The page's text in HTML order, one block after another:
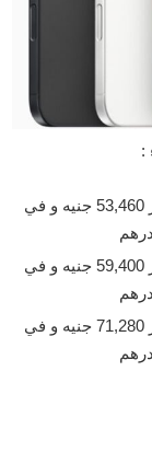
للنسخة 128 جيجابايت 1,080 دولار في مصر 53,460 جنيه و في
للنسخة 256 جيجابايت 1,200 دولار في مصر 59,400 جنيه و في
للنسخة 512 جيجابايت 1,440 دولار في مصر 71,280 جنيه و في